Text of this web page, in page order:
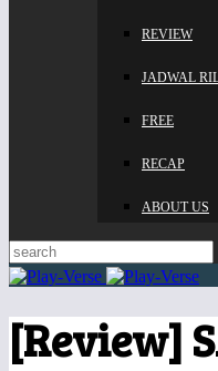
REVIEW
JADWAL
FREE
RECAP
ABOUT US
[Review]